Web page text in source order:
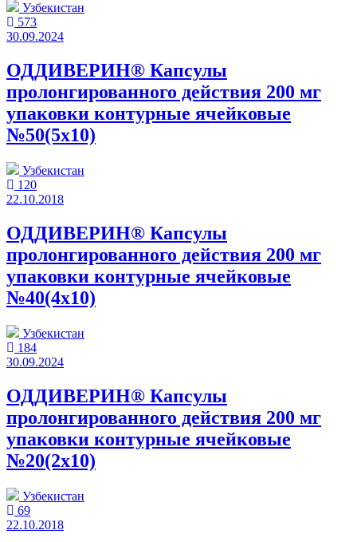
Узбекистан
573
30.09.2024
ОДДИВЕРИН® Капсулы
пролонгированного действия 200 мг
упаковки контурные ячейковые
№50(5x10)
Узбекистан
120
22.10.2018
ОДДИВЕРИН® Капсулы
пролонгированного действия 200 мг
упаковки контурные ячейковые
№40(4x10)
Узбекистан
184
30.09.2024
ОДДИВЕРИН® Капсулы
пролонгированного действия 200 мг
упаковки контурные ячейковые
№20(2x10)
Узбекистан
69
22.10.2018